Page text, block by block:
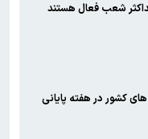
شعب فعال هستند
کشور در هفته پایانی